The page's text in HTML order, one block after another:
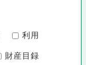
利用
財産目録